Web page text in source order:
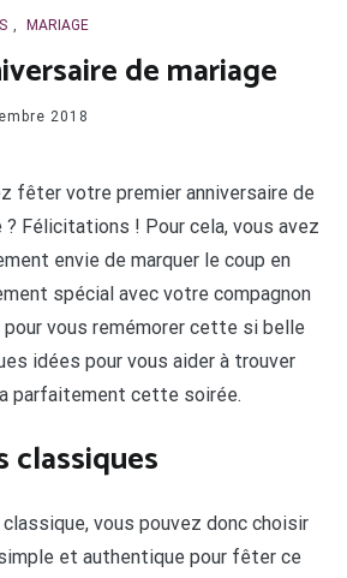
, MARIAGE
de mariage
2018
fêter votre premier anniversaire de
? Félicitations ! Pour cela, vous avez
envie de marquer le coup en
spécial avec votre compagnon
pour vous remémorer cette si belle
idées pour vous aider à trouver
parfaitement cette soirée.
classiques
vous pouvez donc choisir
et authentique pour fêter ce